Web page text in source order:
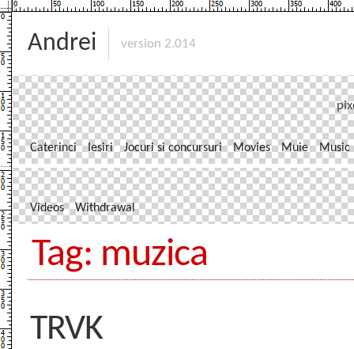
Andrei version 2.014
Caterinci Iesiri Jocuri si concursuri Movies Muie Music
Videos Withdrawal
Tag: muzica
TRVK